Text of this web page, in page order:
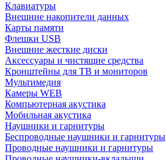
Клавиатуры
Внешние накопители данных
Карты памяти
Флешки USB
Внешние жесткие диски
Аксессуары и чистящие средства
Кронштейны для ТВ и мониторов
Мультимедия
Камеры WEB
Компьютерная акустика
Мобильная акустика
Наушники и гарнитуры
Беспроводные наушники и гарнитуры
Проводные наушники и гарнитуры